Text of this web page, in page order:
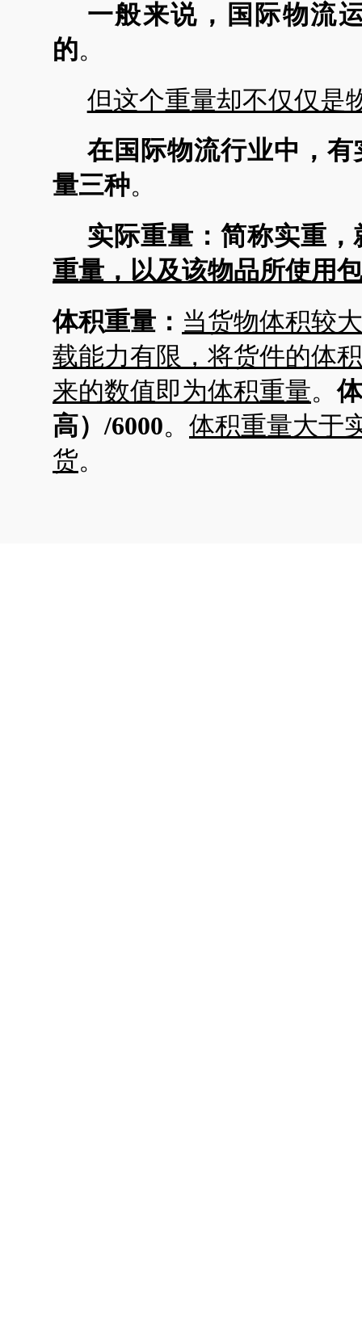
一般来说，国际物流
的。
但这个重量却不仅仅是
在国际物流行业中，有
量三种。
实际重量 ：简称实重 ，
重量，以及该物品所使用
体积重量： 当货物体积较
载能力有限，将货件的体
来的数值即为体积重量。
高）/6000。 体积重量大于
货。